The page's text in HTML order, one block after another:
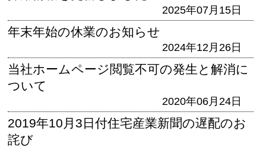
2025年07月15日
年末年始の休業のお知らせ
2024年12月26日
当社ホームページ閲覧不可の発生と解消に
ついて
2020年06月24日
2019年10月3日付住宅産業新聞の遅配のお
詫び